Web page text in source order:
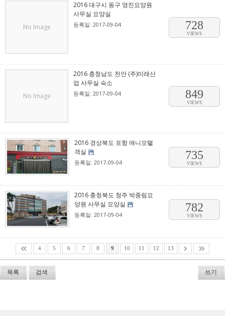
No Image
2016 대구시 동구 영진요양원
사무실 요양실
등록일: 2017-09-04 728
VIEWS
No Image
2016 충청남도 천안 (주)미래산
업 사무실 숙소
등록일: 2017-09-04 849
VIEWS
2016 경상북도 포항 애니모텔
객실
등록일: 2017-09-04
735
VIEWS
2016 충청북도 청주 박종림요
양원 사무실 요양실
등록일: 2017-09-04
782
VIEWS
4 5 6 7 8 9 10 11 12 13
목록 검색 쓰기